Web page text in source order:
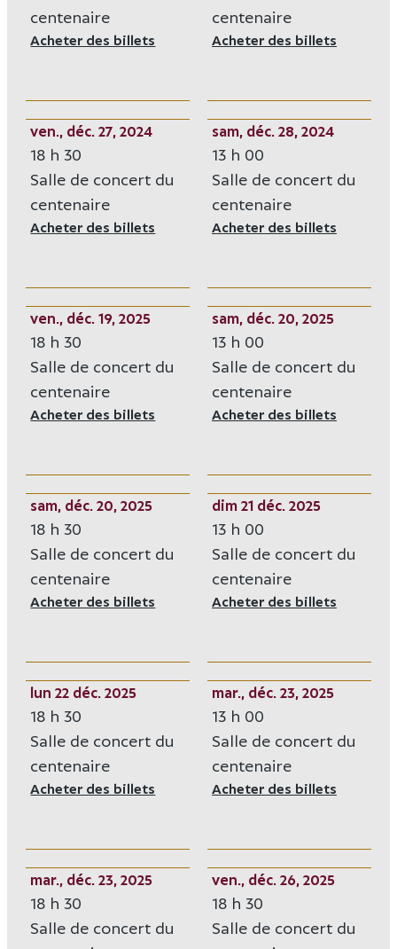
centenaire
Acheter des billets Opens in new window
centenaire
Acheter des billets
ven., déc. 27, 2024
18 h 30
Salle de concert du
centenaire
Acheter des billets Opens in new window
sam, déc. 28, 2024
13 h 00
Salle de concert du
centenaire
Acheter des billets
ven., déc. 19, 2025
18 h 30
Salle de concert du
centenaire
Acheter des billets Opens in new window
sam, déc. 20, 2025
13 h 00
Salle de concert du
centenaire
Acheter des billets
sam, déc. 20, 2025
18 h 30
Salle de concert du
centenaire
Acheter des billets Opens in new window
dim 21 déc. 2025
13 h 00
Salle de concert du
centenaire
Acheter des billets
lun 22 déc. 2025
18 h 30
Salle de concert du
centenaire
Acheter des billets Opens in new window
mar., déc. 23, 2025
13 h 00
Salle de concert du
centenaire
Acheter des billets
mar., déc. 23, 2025
18 h 30
Salle de concert du
ven., déc. 26, 2025
18 h 30
Salle de concert du